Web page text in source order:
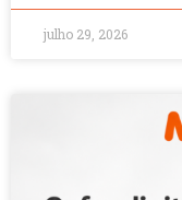
julho 29, 2026